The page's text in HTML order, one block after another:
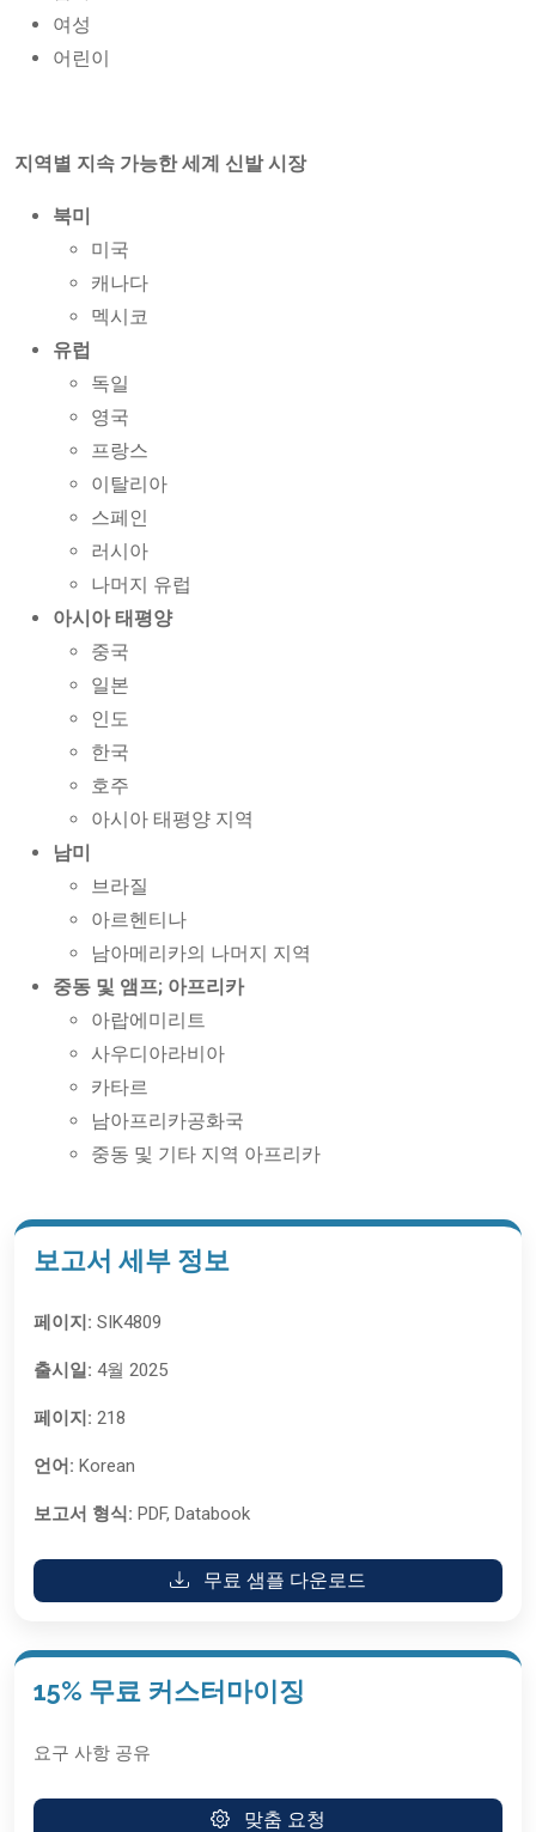
여성
어린이
지역별 지속 가능한 세계 신발 시장
북미
미국
캐나다
멕시코
유럽
독일
영국
프랑스
이탈리아
스페인
러시아
나머지 유럽
아시아 태평양
중국
일본
인도
한국
호주
아시아 태평양 지역
남미
브라질
아르헨티나
남아메리카의 나머지 지역
중동 및 앰프; 아프리카
아랍에미리트
사우디아라비아
카타르
남아프리카공화국
중동 및 기타 지역 아프리카
보고서 세부 정보
페이지: SIK4809
출시일: 4월 2025
페이지: 218
언어: Korean
보고서 형식: PDF, Databook
무료 샘플 다운로드
15% 무료 커스터마이징
요구 사항 공유
맞춤 요청